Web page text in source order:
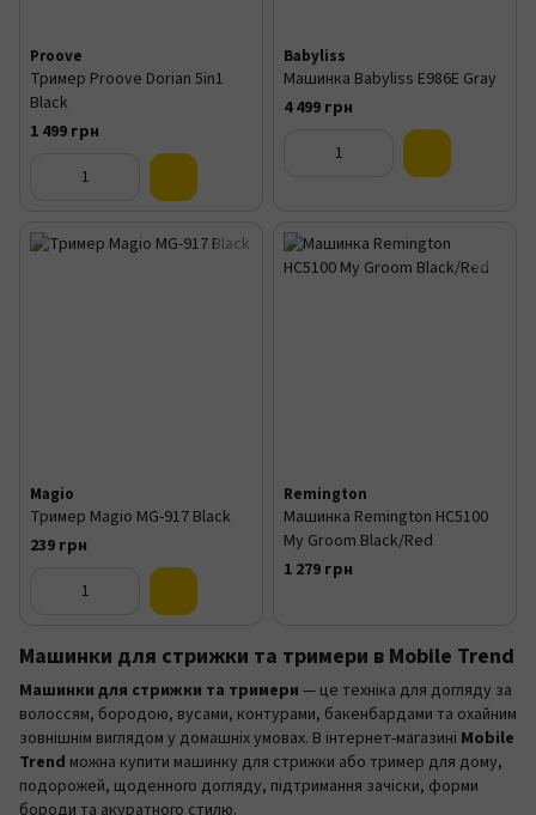
Proove
Тример Proove Dorian 5in1
Black
1 499 грн
Babyliss
Машинка Babyliss E986E Gray
4 499 грн
Magio
Тример Magio MG-917 Black
239 грн
Remington
Машинка Remington HC5100
My Groom Black/Red
1 279 грн
Машинки для стрижки та тримери в Mobile Trend
Машинки для стрижки та тримери — це техніка для догляду за
волоссям, бородою, вусами, контурами, бакенбардами та охайним
зовнішнім виглядом у домашніх умовах. В інтернет-магазині Mobile
Trend можна купити машинку для стрижки або тример для дому,
подорожей, щоденного догляду, підтримання зачіски, форми